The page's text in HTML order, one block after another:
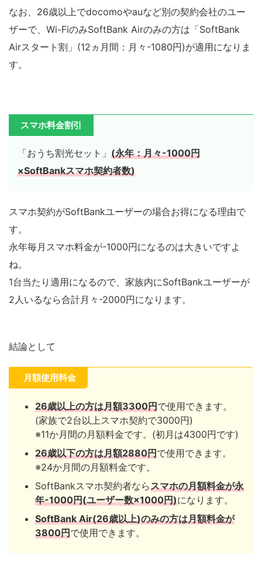
なお、26歳以上でdocomoやauなど別の契約会社のユー
ザーで、Wi-FiのみSoftBank Airのみの方は「SoftBank
Airスタート割」(12ヵ月間：月々-1080円)が適用になりま
す。
スマホ料金割引
「おうち割光セット」 (永年：月々-1000円
×SoftBankスマホ契約者数)
スマホ契約がSoftBankユーザーの場合お得になる理由で
す。
永年毎月スマホ料金が-1000円になるのは大きいですよ
ね。
1台当たり適用になるので、家族内にSoftBankユーザーが
2人いるなら合計月々-2000円になります。
結論として
月額使用料金
26歳以上の方は月額3300円で使用できます。
(家族で2台以上スマホ契約で3000円)
※11か月間の月額料金です。(初月は4300円です)
26歳以下の方は月額2880円で使用できます。
※24か月間の月額料金です。
SoftBankスマホ契約者ならスマホの月額料金が永
年-1000円(ユーザー数×1000円)になります。
SoftBank Air(26歳以上)のみの方は月額料金が
3800円で使用できます。